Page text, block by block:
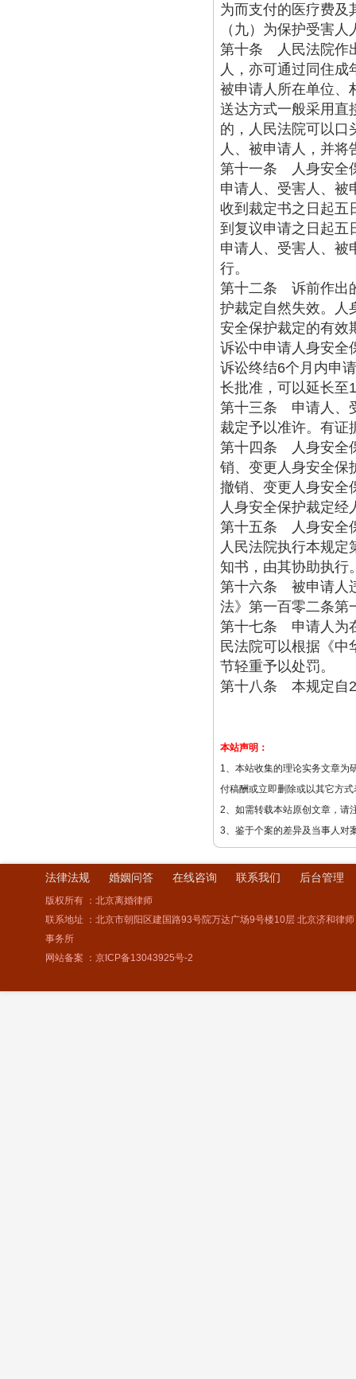
为而支付的医疗费及
（九）为保护受害
第十条 人民法院作
人，亦可通过同住
被申请人所在单位、
送达方式一般采用直
的，人民法院可以口
人、被申请人，并将
第十一条 人身安全
申请人、受害人、被
收到裁定书之日起五
到复议申请之日起五
申请人、受害人、被
行。
第十二条 诉前作出
护裁定自然失效。人
安全保护裁定的有效
诉讼中申请人身安全
诉讼终结6个月内申
长批准，可以延长至
第十三条 申请人、
裁定予以准许。有证
第十四条 人身安全
销、变更人身安全保
撤销、变更人身安全
人身安全保护裁定
第十五条 人身安全
人民法院执行本规
知书，由其协助执行
第十六条 被申请人
法》 第一百零二条第
第十七条 申请人为
民法院可以根据《中
节轻重予以处罚。
第十八条 本规定自
本站声明：
1、本站收集的理论实务文章为
付稿酬或立即删除或以其它方式
2、如需转载本站原创文章，请
3、鉴于个案的差异及当事人对
法律法规 婚姻问答 在线咨询 联系我们 后台管理
版权所有 ：北京离婚律师
联系地址 ：北京市朝阳区建国路93号院万达广场9号楼10层 北京济和律师
事务所
网站备案 ： 京ICP备13043925号-2